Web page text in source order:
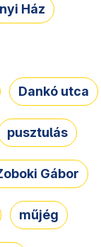
Ház
Dankó utca
pusztulás
Gábor
műjég